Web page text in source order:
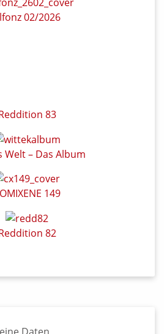
02/2026
149
82
Daten
Login/Registrierung